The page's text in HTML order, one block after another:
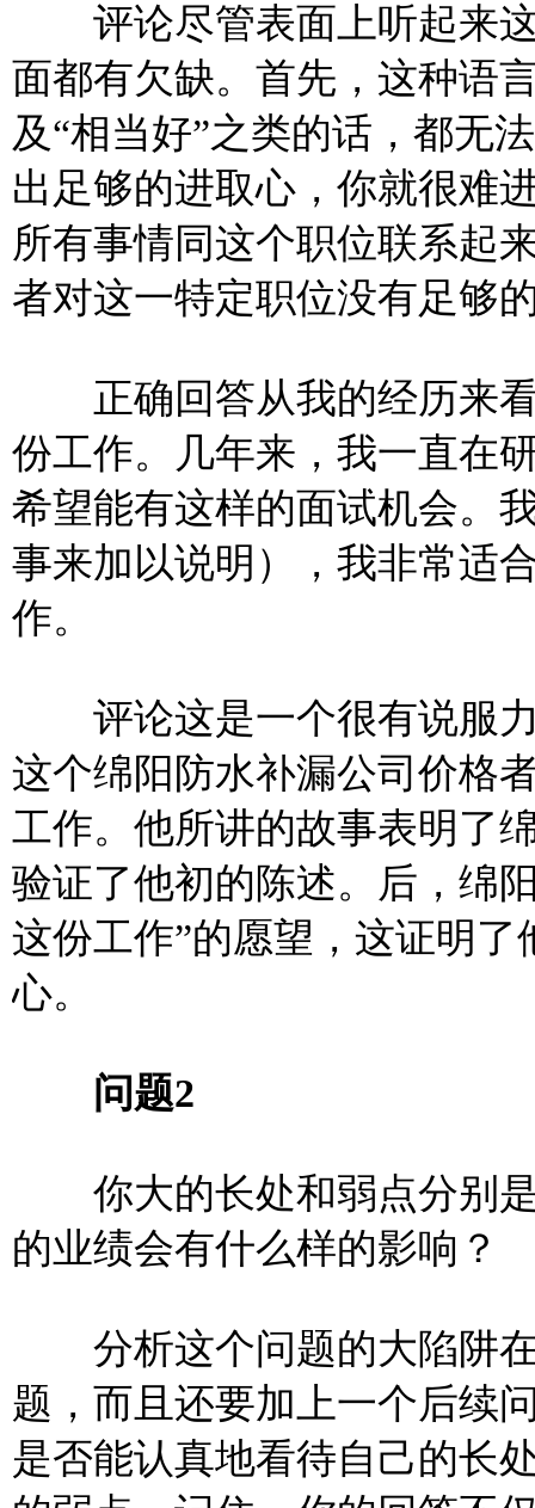
评论尽管表面上听起来这
面都有欠缺。首先，这种语
及“相当好”之类的话，都无
出足够的进取心，你就很难
所有事情同这个职位联系起
者对这一特定职位没有足够
正确回答从我的经历来看
份工作。几年来，我一直在
希望能有这样的面试机会。
事来加以说明），我非常适
作。
评论这是一个很有说服力
这个绵阳防水补漏公司价格
工作。他所讲的故事表明了
验证了他初的陈述。后，绵
这份工作”的愿望，这证明
心。
问题2
你大的长处和弱点分别是
的业绩会有什么样的影响？
分析这个问题的大陷阱在
题，而且还要加上一个后续
是否能认真地看待自己的长